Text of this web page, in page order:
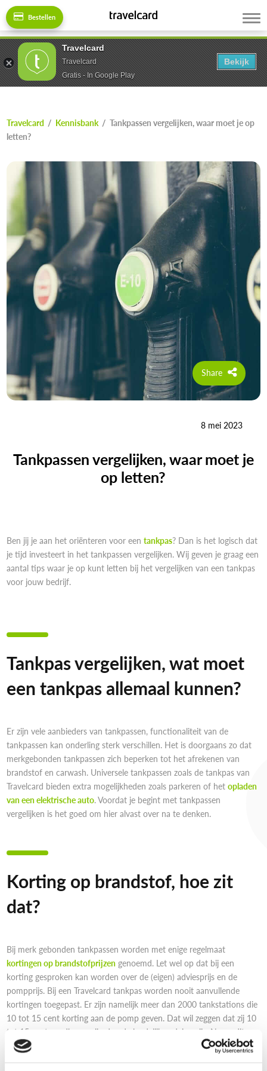
Bestellen
Travelcard / Kennisbank /Tankpassen vergelijken, waar moet je op
letten?
Share
8 mei 2023
Tankpassen vergelijken, waar moet je
op letten?
Ben jij je aan het oriënteren voor eentankpas? Dan is het logisch dat
je tijd investeert in het tankpassen vergelijken. Wij geven je graag een
aantal tips waar je op kunt letten bij het vergelijken van een tankpas
voor jouw bedrijf.
Tankpas vergelijken, wat moet
een tankpas allemaal kunnen?
Er zijn vele aanbieders van tankpassen, functionaliteit van de
tankpassen kan onderling sterk verschillen. Het is doorgaans zo dat
merkgebonden tankpassen zich beperken tot het afrekenen van
brandstof en carwash. Universele tankpassen zoals de tankpas van
Travelcard bieden extra mogelijkheden zoals parkeren of hetopladen
van een elektrische auto. Voordat je begint met tankpassen
vergelijken is het goed om hier alvast over na te denken.
Korting op brandstof, hoe zit
dat?
Bij merk gebonden tankpassen worden met enige regelmaat
kortingen op brandstofprijzen genoemd. Let wel op dat bij een
korting gesproken kan worden over de (eigen) adviesprijs en de
pompprijs. Bij een Travelcard tankpas worden nooit aanvullende
kortingen toegepast. Er zijn namelijk meer dan 2000 tankstations die
10 tot 15 cent korting aan de pomp geven. Dat wil zeggen dat zij 10
tot 15 cent goedkoper zijn dan de landelijke adviesprijs. Neem dit
gegeven mee in jouw tankpas vergelijking.
Travelcard
Travelcard
Gratis - In Google Play
Bekijk